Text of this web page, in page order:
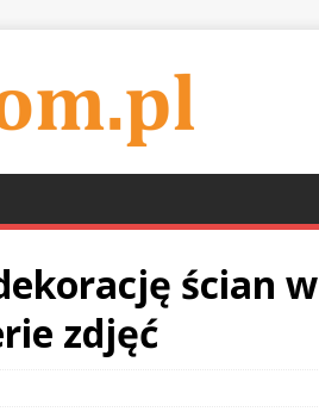
ścian w
zdjęć